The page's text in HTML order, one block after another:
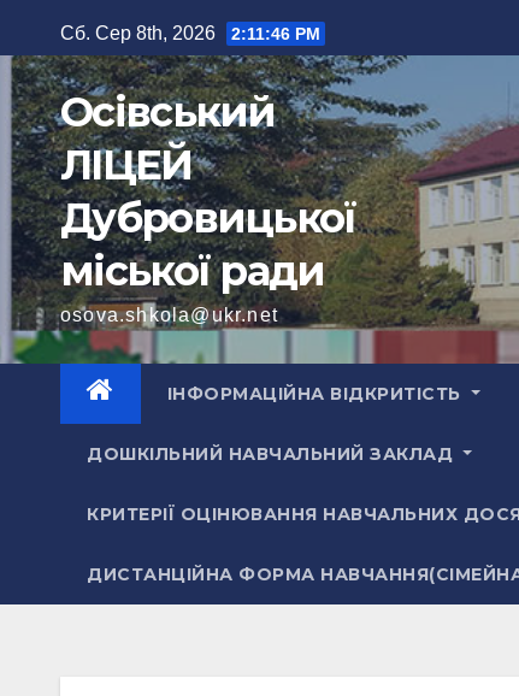
до
вмісту
Сб. Сер 8th, 2026 2:11:48 PM
Осівський
ЛІЦЕЙ
Дубровицької
міської ради
osova.shkola@ukr.net
ІНФОРМАЦІЙНА ВІДКРИТІСТЬ
ДОШКІЛЬНИЙ НАВЧАЛЬНИЙ ЗАКЛАД
КРИТЕРІЇ ОЦІНЮВАННЯ НАВЧАЛЬНИХ
ДИСТАНЦІЙНА ФОРМА